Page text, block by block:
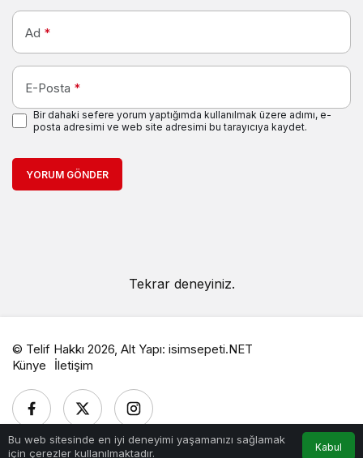
Ad *
E-Posta *
Bir dahaki sefere yorum yaptığımda kullanılmak üzere adımı, e-
posta adresimi ve web site adresimi bu tarayıcıya kaydet.
YORUM GÖNDER
Tekrar deneyiniz.
Bu web sitesinde en iyi deneyimi yaşamanızı sağlamak
için çerezler kullanılmaktadır.
Kabul
© Telif Hakkı 2026, Alt Yapı: isimsepeti.NET
Künye
İletişim